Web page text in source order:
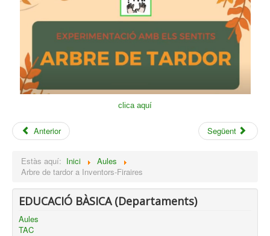
clica aquí
Anterior Següent
Estàs aquí: Inici
Aules
Arbre de tardor a Inventors-Firaires
EDUCACIÓ BÀSICA (Departaments)
Aules
TAC